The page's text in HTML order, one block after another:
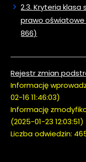
2.3. Kryteria
prawo oświatowe
866)
Rejestr zmian
Informację
02-16 11:46:03)
Informację
(2025-01-23 12:03:51)
Liczba odwiedzin: